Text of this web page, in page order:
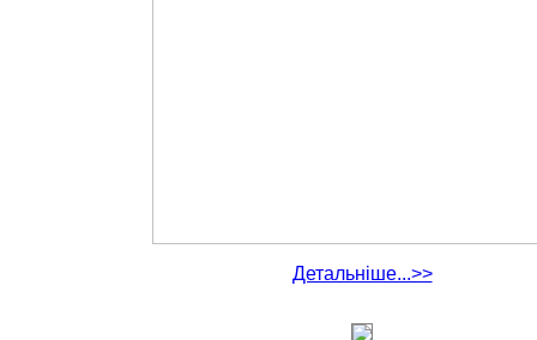
Детальніше...>>